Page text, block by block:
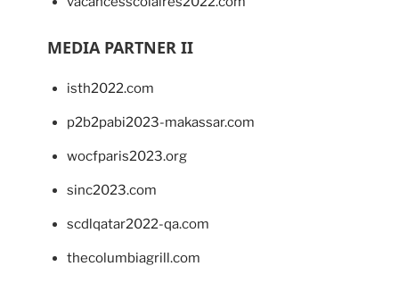
MEDIA PARTNER II
isth2022.com
p2b2pabi2023-makassar.com
wocfparis2023.org
sinc2023.com
scdlqatar2022-qa.com
thecolumbiagrill.com